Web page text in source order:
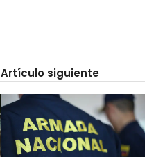
Artículo siguiente